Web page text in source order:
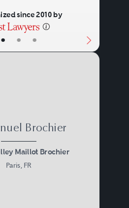
to market
• • •
since 2010 by
Brochier
Maillot Brochier
Paris, FR